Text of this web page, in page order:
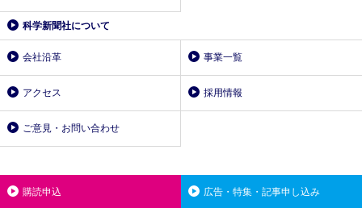
科学新聞社について
会社沿革 事業一覧
アクセス 採用情報
ご意見・お問い合わせ
購読申込 広告・特集・記事申し込み